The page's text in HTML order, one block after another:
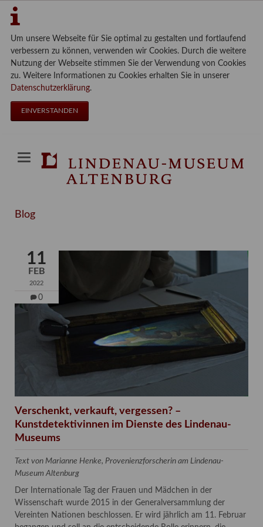
Um unsere Webseite für Sie optimal zu gestalten und fortlaufend
verbessern zu können, verwenden wir Cookies. Durch die weitere
Nutzung der Webseite stimmen Sie der Verwendung von Cookies
zu. Weitere Informationen zu Cookies erhalten Sie in unserer
Datenschutzerklärung.
EINVERSTANDEN
Blog
11
FEB
2022
0
Verschenkt, verkauft, vergessen? –
Kunstdetektivinnen im Dienste des Lindenau-
Museums
Text von Marianne Henke, Provenienzforscherin am Lindenau-
Museum Altenburg
Der Internationale Tag der Frauen und Mädchen in der
Wissenschaft wurde 2015 in der Generalversammlung der
Vereinten Nationen beschlossen. Er wird jährlich am 11. Februar